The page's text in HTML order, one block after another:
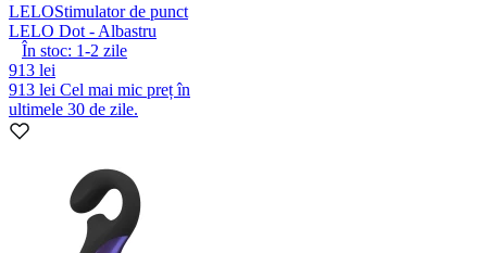
LELOStimulator de punct
LELO Dot - Albastru
În stoc: 1-2 zile
913 lei
913 lei Cel mai mic preț în
ultimele 30 de zile.